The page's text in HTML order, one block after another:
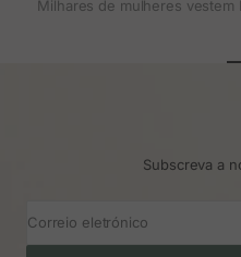
Milhares de mulheres vestem
Subscreva a
Correio eletrónico